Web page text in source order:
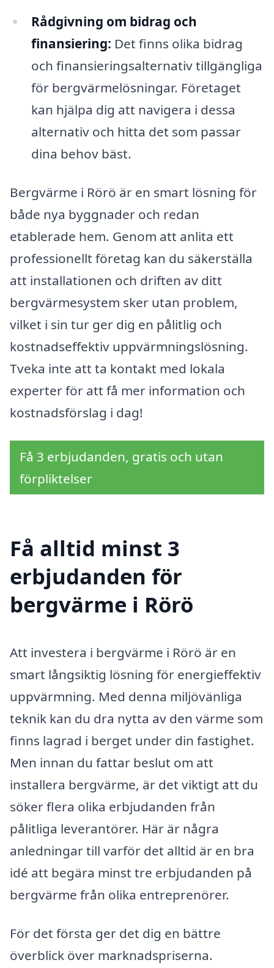
Rådgivning om bidrag och
finansiering: Det finns olika bidrag
och finansieringsalternativ tillgängliga
för bergvärmelösningar. Företaget
kan hjälpa dig att navigera i dessa
alternativ och hitta det som passar
dina behov bäst.
Bergvärme i Rörö är en smart lösning för
både nya byggnader och redan
etablerade hem. Genom att anlita ett
professionellt företag kan du säkerställa
att installationen och driften av ditt
bergvärmesystem sker utan problem,
vilket i sin tur ger dig en pålitlig och
kostnadseffektiv uppvärmningslösning.
Tveka inte att ta kontakt med lokala
experter för att få mer information och
kostnadsförslag i dag!
Få 3 erbjudanden, gratis och utan
förpliktelser
Få alltid minst 3
erbjudanden för
bergvärme i Rörö
Att investera i bergvärme i Rörö är en
smart långsiktig lösning för energieffektiv
uppvärmning. Med denna miljövänliga
teknik kan du dra nytta av den värme som
finns lagrad i berget under din fastighet.
Men innan du fattar beslut om att
installera bergvärme, är det viktigt att du
söker flera olika erbjudanden från
pålitliga leverantörer. Här är några
anledningar till varför det alltid är en bra
idé att begära minst tre erbjudanden på
bergvärme från olika entreprenörer.
För det första ger det dig en bättre
överblick över marknadspriserna.